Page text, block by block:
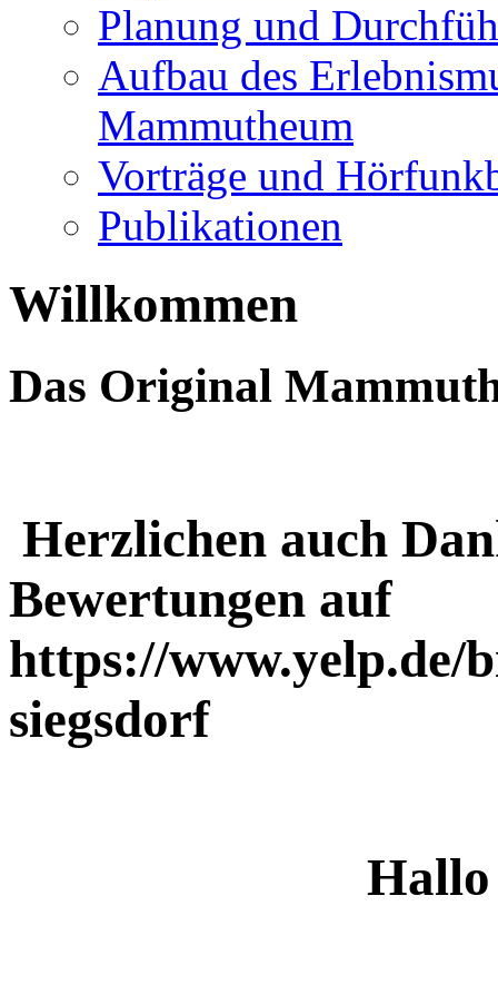
Planung und
Aufbau des
Mammutheum
Vorträge und
Publikationen
Willkommen
Das Original
Herzlichen auch
Bewertungen auf
https://www.yelp.de/
siegsdorf